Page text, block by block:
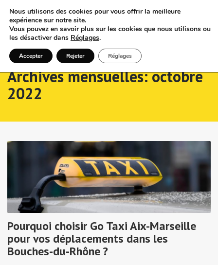
Archives mensuelles: octobre
2022
Pourquoi choisir Go Taxi Aix-Marseille
pour vos déplacements dans les
Bouches-du-Rhône ?
Nous utilisons des cookies pour vous offrir la meilleure
expérience sur notre site.
Vous pouvez en savoir plus sur les cookies que nous utilisons ou
les désactiver dans Réglages.
Accepter Rejeter Réglages